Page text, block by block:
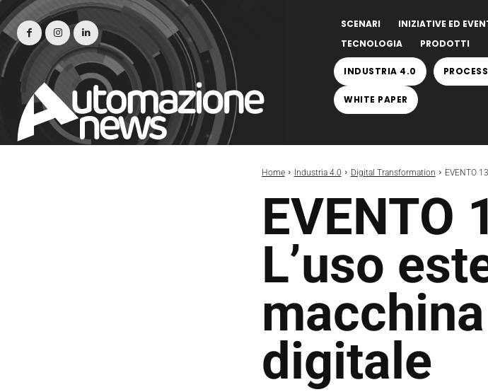
SCENARI INIZIATIVE ED
TECNOLOGIA
PRODOTTI
INDUSTRIA 4.0
WHITE PAPER
Home Industria 4.0 Digital Transformation EVENTO
EVENTO
L’uso
digitale